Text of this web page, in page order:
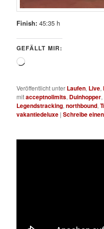
Finish: 45:35 h
GEFÄLLT MIR:
Wird
Veröffentlicht unter Laufen, Live,
mitacceptnolimits, Duinhopper,
Legendstracking,northbound,
vakantiedeluxe |Schreibe